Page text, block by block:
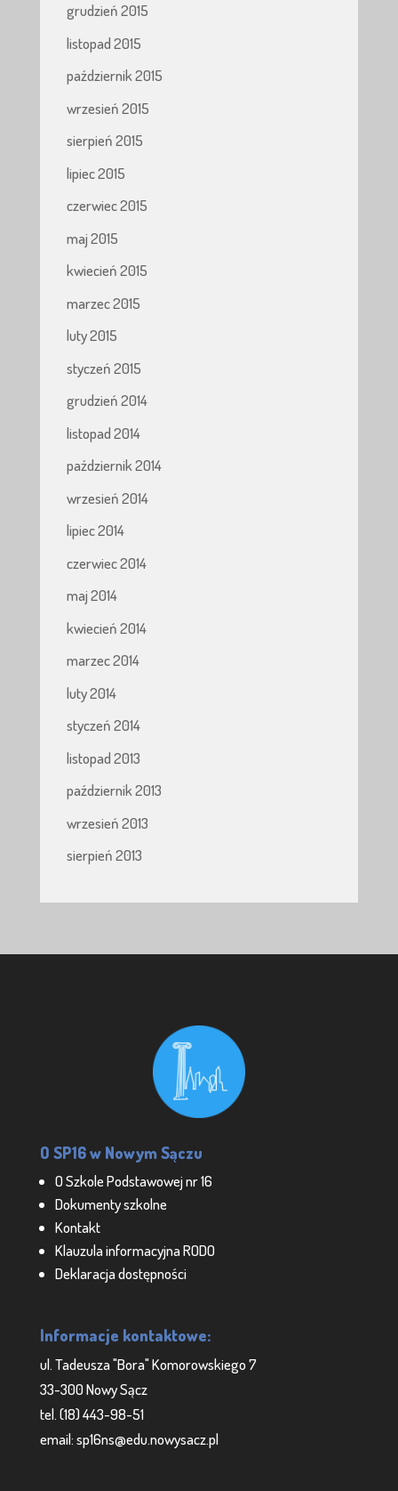
grudzień 2015
listopad 2015
październik 2015
wrzesień 2015
sierpień 2015
lipiec 2015
czerwiec 2015
maj 2015
kwiecień 2015
marzec 2015
luty 2015
styczeń 2015
grudzień 2014
listopad 2014
październik 2014
wrzesień 2014
lipiec 2014
czerwiec 2014
maj 2014
kwiecień 2014
marzec 2014
luty 2014
styczeń 2014
listopad 2013
październik 2013
wrzesień 2013
sierpień 2013
O SP16 w Nowym Sączu
O Szkole Podstawowej nr 16
Dokumenty szkolne
Kontakt
Klauzula informacyjna RODO
Deklaracja dostępności
Informacje kontaktowe:
ul. Tadeusza "Bora" Komorowskiego 7
33-300 Nowy Sącz
tel. (18) 443-98-51
email: sp16ns@edu.nowysacz.pl